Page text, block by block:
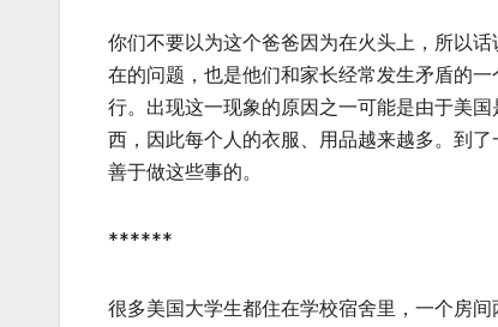
你们不要以为这个爸爸因为在火头上，所以
在的问题，也是他们和家长经常发生矛盾的
行。出现这一现象的原因之一可能是由于美
西，因此每个人的衣服、用品越来越多。到
善于做这些事的。
******
很多美国大学生都住在学校宿舍里，一个房